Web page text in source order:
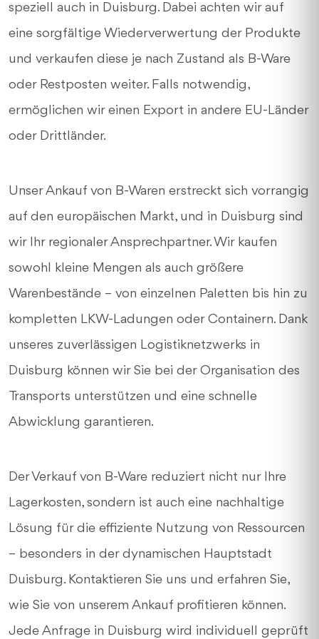
speziell auch in Duisburg. Dabei achten wir auf
eine sorgfältige Wiederverwertung der Produkte
und verkaufen diese je nach Zustand als B-Ware
oder Restposten weiter. Falls notwendig,
ermöglichen wir einen Export in andere EU-Länder
oder Drittländer.
Unser Ankauf von B-Waren erstreckt sich vorrangig
auf den europäischen Markt, und in Duisburg sind
wir Ihr regionaler Ansprechpartner. Wir kaufen
sowohl kleine Mengen als auch größere
Warenbestände – von einzelnen Paletten bis hin zu
kompletten LKW-Ladungen oder Containern. Dank
unseres zuverlässigen Logistiknetzwerks in
Duisburg können wir Sie bei der Organisation des
Transports unterstützen und eine schnelle
Abwicklung garantieren.
Der Verkauf von B-Ware reduziert nicht nur Ihre
Lagerkosten, sondern ist auch eine nachhaltige
Lösung für die effiziente Nutzung von Ressourcen
– besonders in der dynamischen Hauptstadt
Duisburg. Kontaktieren Sie uns und erfahren Sie,
wie Sie von unserem Ankauf profitieren können.
Jede Anfrage in Duisburg wird individuell geprüft